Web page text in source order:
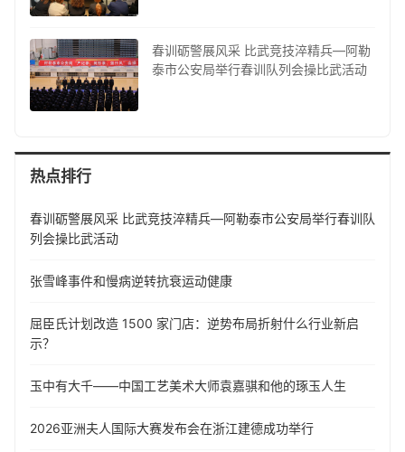
春训砺警展风采 比武竞技淬精兵—阿勒
泰市公安局举行春训队列会操比武活动
热点排行
春训砺警展风采 比武竞技淬精兵—阿勒泰市公安局举行春训队
列会操比武活动
张雪峰事件和慢病逆转抗衰运动健康
屈臣氏计划改造 1500 家门店：逆势布局折射什么行业新启
示？
玉中有大千——中国工艺美术大师袁嘉骐和他的琢玉人生
​2026亚洲夫人国际大赛发布会在浙江建德成功举行